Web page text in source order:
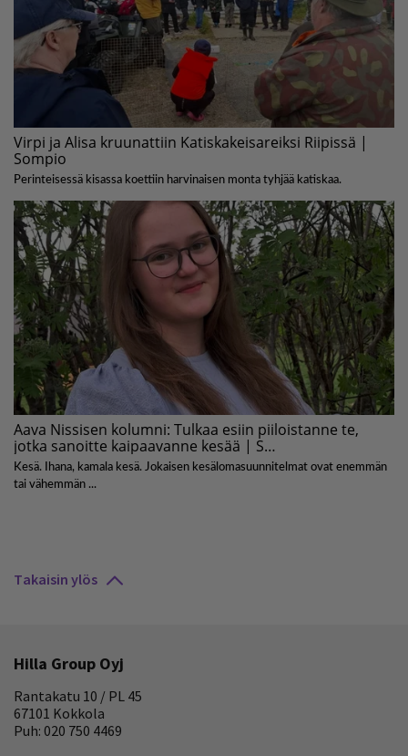
Takaisin ylös
Hilla Group Oyj
Rantakatu 10 / PL 45
67101 Kokkola
Puh: 020 750 4469